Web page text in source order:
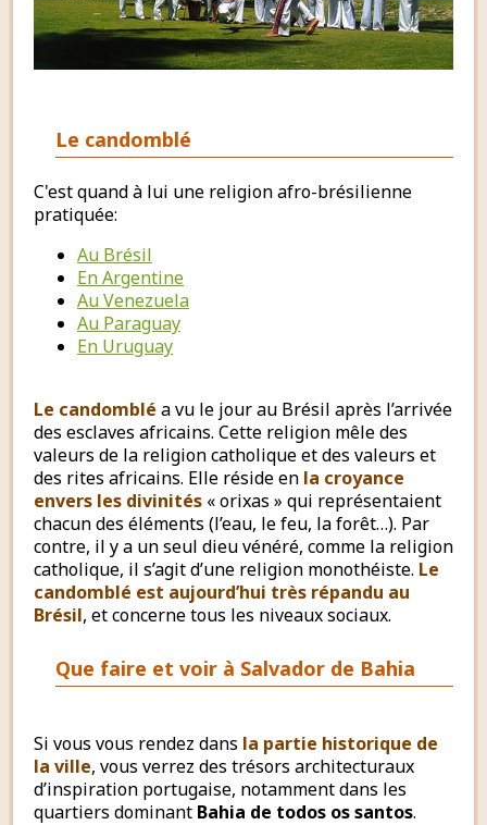
Le candomblé
C'est quand à lui une religion afro-brésilienne
pratiquée:
Au Brésil
En Argentine
Au Venezuela
Au Paraguay
En Uruguay
Le candomblé a vu le jour au Brésil après l’arrivée
des esclaves africains. Cette religion mêle des
valeurs de la religion catholique et des valeurs et
des rites africains. Elle réside en la croyance
envers les divinités « orixas » qui représentaient
chacun des éléments (l’eau, le feu, la forêt…). Par
contre, il y a un seul dieu vénéré, comme la religion
catholique, il s’agit d’une religion monothéiste. Le
candomblé est aujourd’hui très répandu au
Brésil, et concerne tous les niveaux sociaux.
Que faire et voir à Salvador de Bahia
Si vous vous rendez dans la partie historique de
la ville, vous verrez des trésors architecturaux
d’inspiration portugaise, notamment dans les
quartiers dominant Bahia de todos os santos.